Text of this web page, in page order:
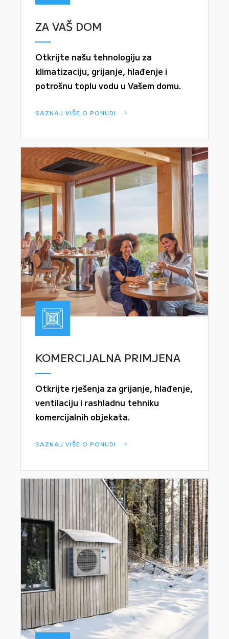
ZA VAŠ DOM
Otkrijte našu tehnologiju za
klimatizaciju, grijanje, hlađenje i
potrošnu toplu vodu u Vašem domu.
SAZNAJ VIŠE O PONUDI
KOMERCIJALNA PRIMJENA
Otkrijte rješenja za grijanje, hlađenje,
ventilaciju i rashladnu tehniku
komercijalnih objekata.
SAZNAJ VIŠE O PONUDI